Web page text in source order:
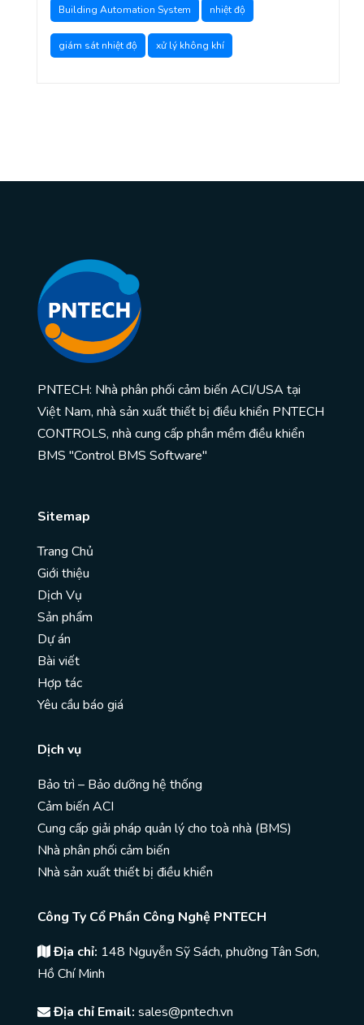
Building Automation System nhiệt độ
giám sát nhiệt độ xử lý không khí
PNTECH: Nhà phân phối cảm biến ACI/USA tại
Việt Nam, nhà sản xuất thiết bị điều khiển PNTECH
CONTROLS, nhà cung cấp phần mềm điều khiển
BMS "Control BMS Software"
Sitemap
Trang Chủ
Giới thiệu
Dịch Vụ
Sản phẩm
Dự án
Bài viết
Hợp tác
Yêu cầu báo giá
Dịch vụ
Bảo trì – Bảo dưỡng hệ thống
Cảm biến ACI
Cung cấp giải pháp quản lý cho toà nhà (BMS)
Nhà phân phối cảm biến
Nhà sản xuất thiết bị điều khiển
Công Ty Cổ Phần Công Nghệ PNTECH
Địa chỉ: 148 Nguyễn Sỹ Sách, phường Tân Sơn,
Hồ Chí Minh
Địa chỉ Email: sales@pntech.vn